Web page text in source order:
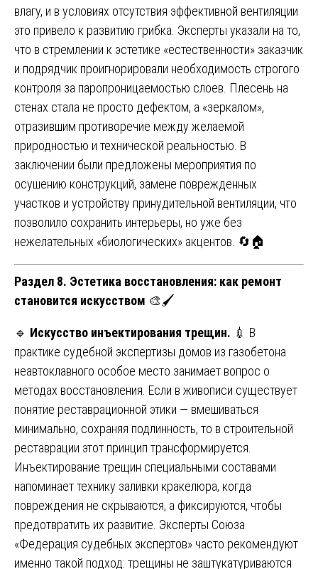
влагу, и в условиях отсутствия эффективной вентиляции
это привело к развитию грибка. Эксперты указали на то,
что в стремлении к эстетике «естественности» заказчик
и подрядчик проигнорировали необходимость строгого
контроля за паропроницаемостью слоев. Плесень на
стенах стала не просто дефектом, а «зеркалом»,
отразившим противоречие между желаемой
природностью и технической реальностью. В
заключении были предложены мероприятия по
осушению конструкций, замене поврежденных
участков и устройству принудительной вентиляции, что
позволило сохранить интерьеры, но уже без
нежелательных «биологических» акцентов. 🔄🏠
Раздел 8. Эстетика восстановления: как ремонт
становится искусством 🎨🖌️
🔹 Искусство инъектирования трещин. 💉 В
практике судебной экспертизы домов из газобетона
неавтоклавного особое место занимает вопрос о
методах восстановления. Если в живописи существует
понятие реставрационной этики — вмешиваться
минимально, сохраняя подлинность, то в строительной
реставрации этот принцип трансформируется.
Инъектирование трещин специальными составами
напоминает технику заливки кракелюра, когда
повреждения не скрываются, а фиксируются, чтобы
предотвратить их развитие. Эксперты Союза
«Федерация судебных экспертов» часто рекомендуют
именно такой подход: трещины не заштукатуриваются